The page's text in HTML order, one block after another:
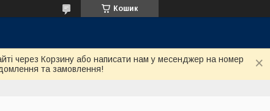
Кошик
через Корзину або написати нам у месенджер на номер
та замовлення!